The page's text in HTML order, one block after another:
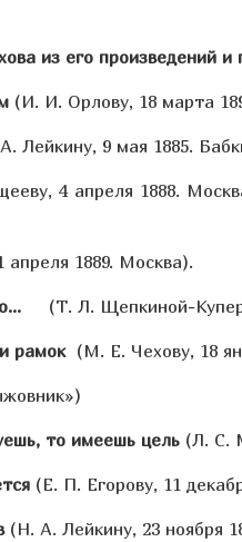
из его произведений и
(И. И. Орлову, 18 марта
Лейкину, 9 мая 1885.
4 апреля 1888.
1889. Москва).
(Т. Л. Щепкиной-
рамок(М. Е. Чехову, 18
то имеешь цель (Л. С.
(Е. П. Егорову, 11
(Н. А. Лейкину, 23 ноября